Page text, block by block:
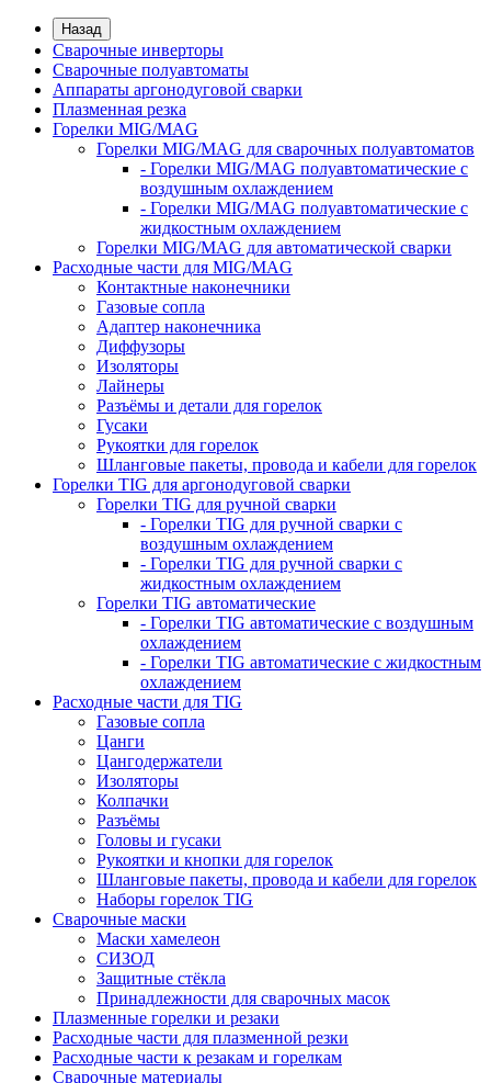
Назад
Сварочные инверторы
Сварочные полуавтоматы
Аппараты аргонодуговой сварки
Плазменная резка
Горелки MIG/MAG
Горелки MIG/MAG для сварочных полуавтоматов
- Горелки MIG/MAG полуавтоматические с
воздушным охлаждением
- Горелки MIG/MAG полуавтоматические с
жидкостным охлаждением
Горелки MIG/MAG для автоматической сварки
Расходные части для MIG/MAG
Контактные наконечники
Газовые сопла
Адаптер наконечника
Диффузоры
Изоляторы
Лайнеры
Разъёмы и детали для горелок
Гусаки
Рукоятки для горелок
Шланговые пакеты, провода и кабели для горелок
Горелки TIG для аргонодуговой сварки
Горелки TIG для ручной сварки
- Горелки TIG для ручной сварки с
воздушным охлаждением
- Горелки TIG для ручной сварки с
жидкостным охлаждением
Горелки TIG автоматические
- Горелки TIG автоматические с воздушным
охлаждением
- Горелки TIG автоматические с жидкостным
охлаждением
Расходные части для TIG
Газовые сопла
Цанги
Цангодержатели
Изоляторы
Колпачки
Разъёмы
Головы и гусаки
Рукоятки и кнопки для горелок
Шланговые пакеты, провода и кабели для горелок
Наборы горелок TIG
Сварочные маски
Маски хамелеон
СИЗОД
Защитные стёкла
Принадлежности для сварочных масок
Плазменные горелки и резаки
Расходные части для плазменной резки
Расходные части к резакам и горелкам
Сварочные материалы